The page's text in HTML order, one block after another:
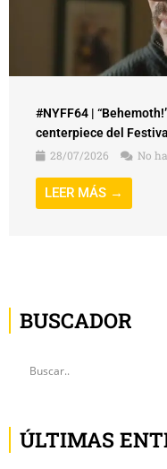
#NYFF64 |
centerpiece del
28/07/2026
No
LEER MÁS →
BUSCADOR
ÚLTIMAS